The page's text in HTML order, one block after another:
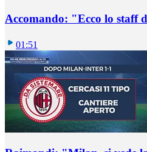
Accomando: "Ecco lo staff
01:51